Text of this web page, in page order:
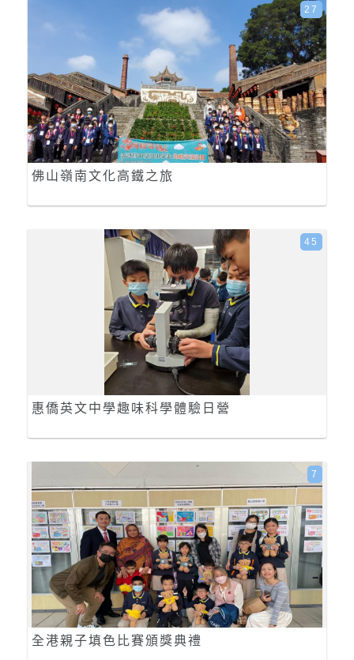
佛山嶺南文化高鐵之旅
27
惠僑英文中學趣味科學體驗日營
45
全港親子填色比賽頒獎典禮
7